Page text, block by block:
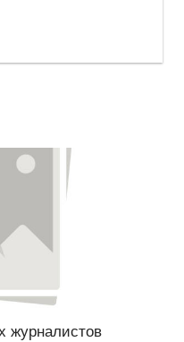
журналистов